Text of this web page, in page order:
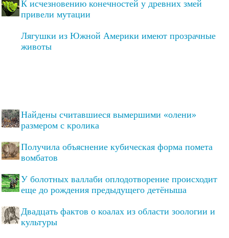
К исчезновению конечностей у древних змей
привели мутации
Лягушки из Южной Америки имеют прозрачные
животы
Найдены считавшиеся вымершими «олени»
размером с кролика
Получила объяснение кубическая форма помета
вомбатов
У болотных валлаби оплодотворение происходит
еще до рождения предыдущего детёныша
Двадцать фактов о коалах из области зоологии и
культуры